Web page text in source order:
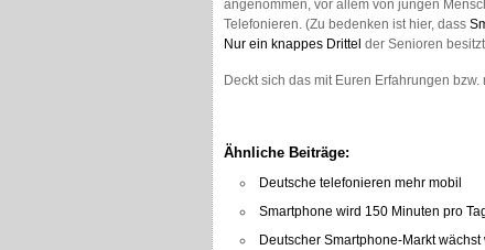
angenommen, vor allem von jungen
Telefonieren. (Zu bedenken ist hier, dass
Nur ein knappes Drittel der Senioren
Deckt sich das mit Euren Erfahrungen
Ähnliche Beiträge:
Deutsche telefonieren mehr mobil
Smartphone wird 150 Minuten pro
Deutscher Smartphone-Markt wächst